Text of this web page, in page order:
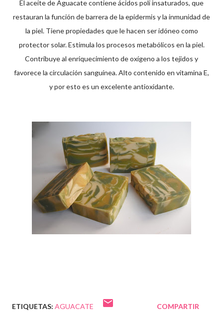
El aceite de Aguacate contiene ácidos poli insaturados, que
restauran la función de barrera de la epidermis y la inmunidad de
la piel. Tiene propiedades que le hacen ser idóneo como
protector solar. Estimula los procesos metabólicos en la piel.
Contribuye al enriquecimiento de oxígeno a los tejidos y
favorece la circulación sanguínea. Alto contenido en vitamina E,
y por esto es un excelente antioxidante.
ETIQUETAS: AGUACATE COMPARTIR